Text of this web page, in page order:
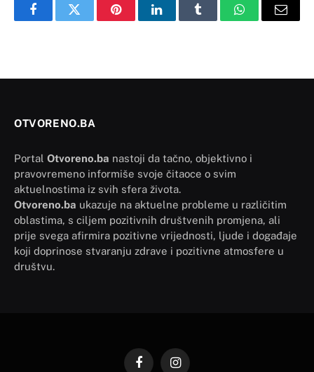
FacebookTwitter PinterestLinkedInTumblr WhatsAppEmail
OTVORENO.BA
Portal Otvoreno.ba nastoji da tačno, objektivno i
pravovremeno informiše svoje čitaoce o svim
aktuelnostima iz svih sfera života.
Otvoreno.ba ukazuje na aktuelne probleme u različitim
oblastima, s ciljem pozitivnih društvenih promjena, ali
prije svega afirmira pozitivne vrijednosti, ljude i događaje
koji doprinose stvaranju zdrave i pozitivne atmosfere u
društvu.
FacebookInstagram